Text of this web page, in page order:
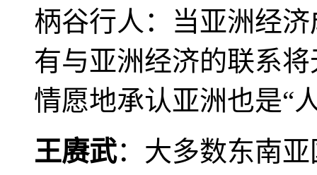
柄谷行人：当亚洲经
有与亚洲经济的联系
情愿地承认亚洲也是“
王赓武：大多数东南